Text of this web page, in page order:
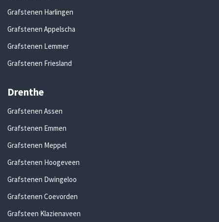
Grafstenen Harlingen
Grafstenen Appelscha
Grafstenen Lemmer
Grafstenen Friesland
Drenthe
Grafstenen Assen
Grafstenen Emmen
Grafstenen Meppel
Grafstenen Hoogeveen
Grafstenen Dwingeloo
Grafstenen Coevorden
Grafsteen Klazienaveen